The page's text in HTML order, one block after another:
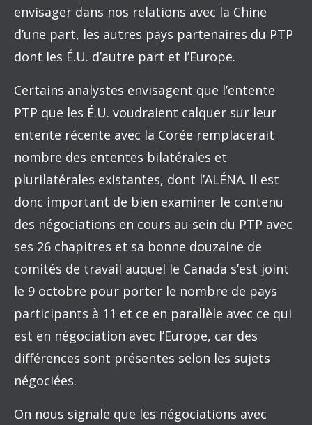
envisager dans nos relations avec la Chine
d’une part, les autres pays partenaires du PTP
dont les É.U. d’autre part et l’Europe.
Certains analystes envisagent que l’entente
PTP que les É.U. voudraient calquer sur leur
entente récente avec la Corée remplacerait
nombre des ententes bilatérales et
plurilatérales existantes, dont l’ALÉNA. Il est
donc important de bien examiner le contenu
des négociations en cours au sein du PTP avec
ses 26 chapitres et sa bonne douzaine de
comités de travail auquel le Canada s’est joint
le 9 octobre pour porter le nombre de pays
participants à 11 et ce en parallèle avec ce qui
est en négociation avec l’Europe, car des
différences sont présentes selon les sujets
négociées.
On nous signale que les négociations avec